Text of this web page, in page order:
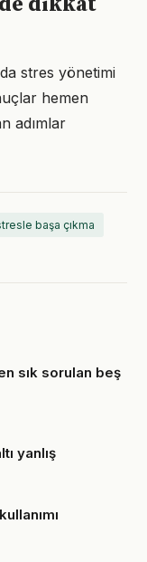
stres yönetimi
hemen
adımlar
başa çıkma
sık sorulan beş
yanlış